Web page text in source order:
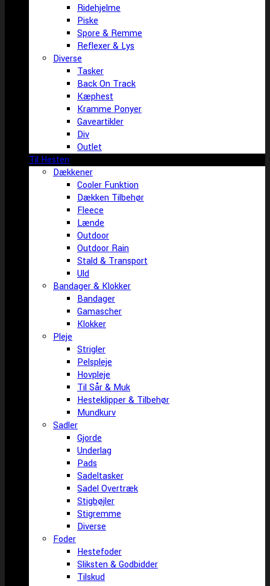
Ridehjelme
Piske
Spore & Remme
Reflexer & Lys
Diverse
Tasker
Back On Track
Kæphest
Kramme Ponyer
Gaveartikler
Div
Outlet
Til Hesten
Dækkener
Cooler Funktion
Dækken Tilbehør
Fleece
Lænde
Outdoor
Outdoor Rain
Stald & Transport
Uld
Bandager & Klokker
Bandager
Gamascher
Klokker
Pleje
Strigler
Pelspleje
Hovpleje
Til Sår & Muk
Hesteklipper & Tilbehør
Mundkurv
Sadler
Gjorde
Underlag
Pads
Sadeltasker
Sadel Overtræk
Stigbøjler
Stigremme
Diverse
Foder
Hestefoder
Sliksten & Godbidder
Tilskud